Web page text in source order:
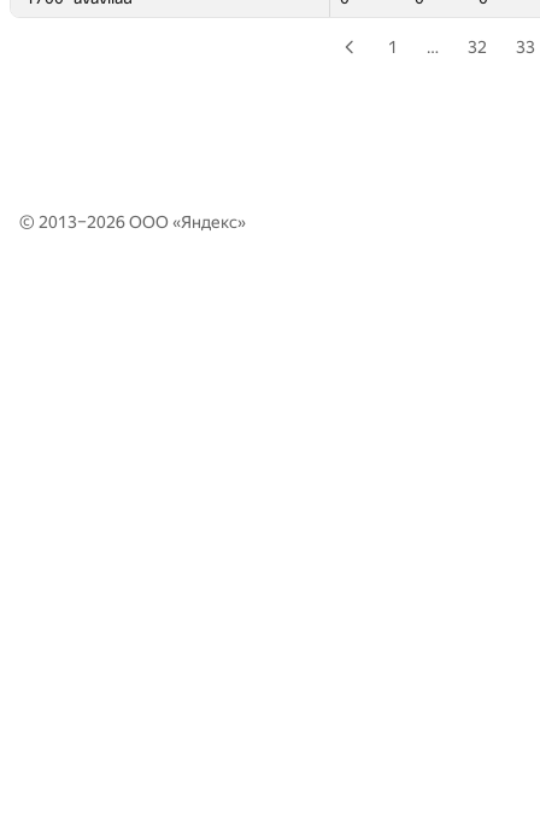
1 … 32 33
© 2013–2026 ООО «Яндекс»